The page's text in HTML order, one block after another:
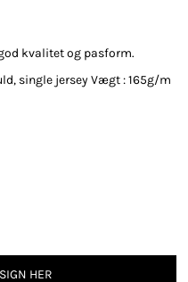
kvalitet og pasform.
single jersey Vægt : 165g/m
HER